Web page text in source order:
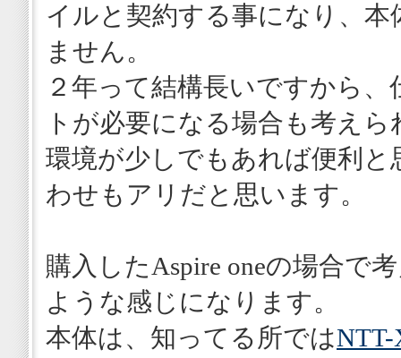
イルと契約する事になり、
ません。
２年って結構長いですから
トが必要になる場合も考え
環境が少しでもあれば便利
わせもアリだと思います。
購入したAspire oneの場合で
ような感じになります。
本体は、知ってる所ではNTT-